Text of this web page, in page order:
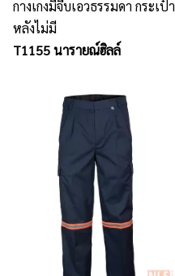
กางเกงมีจีบเอวธรรมดา กระเป๋า
หลังไม่มี
T1155 นารายณ์ฮิลล์